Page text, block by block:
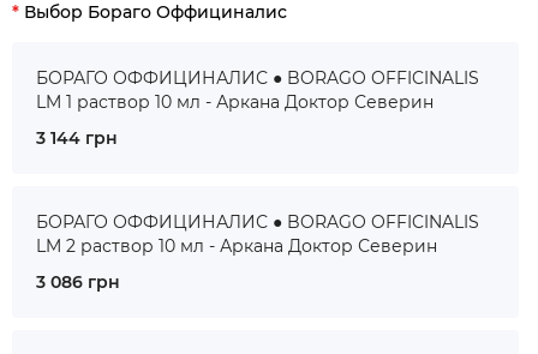
Выбор Бораго Оффициналис
БОРАГО ОФФИЦИНАЛИС ● BORAGO OFFICINALIS
LM 1 раствор 10 мл - Аркана Доктор Северин
3 144 грн
БОРАГО ОФФИЦИНАЛИС ● BORAGO OFFICINALIS
LM 2 раствор 10 мл - Аркана Доктор Северин
3 086 грн